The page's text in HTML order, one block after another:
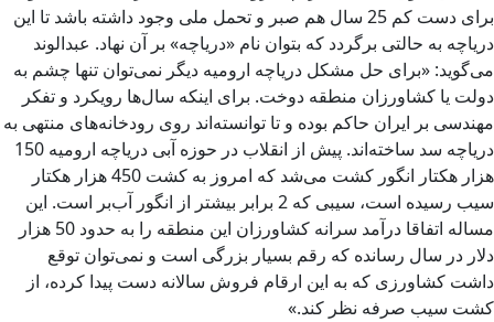
برای دست کم 25 سال هم صبر و تحمل ملی وجود داشته باشد تا این
دریاچه به حالتی برگردد که بتوان نام «دریاچه» بر آن نهاد. عبدالوند
می‌گوید: «برای حل مشکل دریاچه ارومیه دیگر نمی‌توان تنها چشم به
دولت یا کشاورزان منطقه دوخت. برای اینکه سال‌ها رویکرد و تفکر
مهندسی بر ایران حاکم بوده و تا توانسته‌اند روی رودخانه‌های منتهی به
دریاچه سد ساخته‌اند. پیش از انقلاب در حوزه آبی دریاچه ارومیه 150
هزار هکتار انگور کشت می‌شد که امروز به کشت 450 هزار هکتار
سیب رسیده است، سیبی که 2 برابر بیشتر از انگور آب‌بر است. این
مساله اتفاقا درآمد سرانه کشاورزان این منطقه را به حدود 50 هزار
دلار در سال رسانده که رقم بسیار بزرگی است و نمی‌توان توقع
داشت کشاورزی که به این ارقام فروش سالانه دست پیدا کرده، از
کشت سیب صرفه نظر کند.»